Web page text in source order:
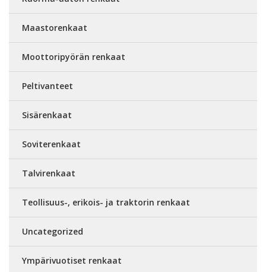
Maastorenkaat
Moottoripyörän renkaat
Peltivanteet
Sisärenkaat
Soviterenkaat
Talvirenkaat
Teollisuus-, erikois- ja traktorin renkaat
Uncategorized
Ympärivuotiset renkaat